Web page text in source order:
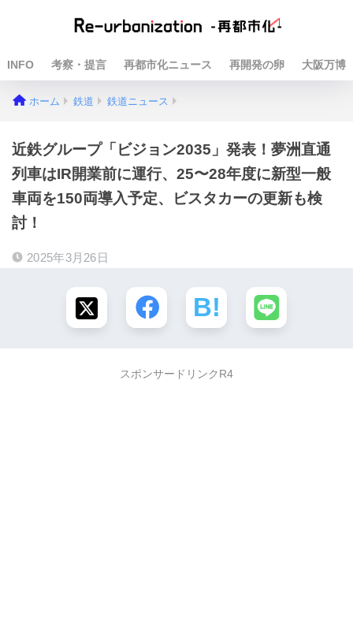
INFO 考察・提言 再都市化ニュース 再開発の卵 大阪万博
ホーム 鉄道 鉄道ニュース
近鉄グループ「ビジョン2035」発表！夢洲直通
列車はIR開業前に運行、25〜28年度に新型一般
車両を150両導入予定、ビスタカーの更新も検
討！
2025年3月26日
スポンサードリンクR4